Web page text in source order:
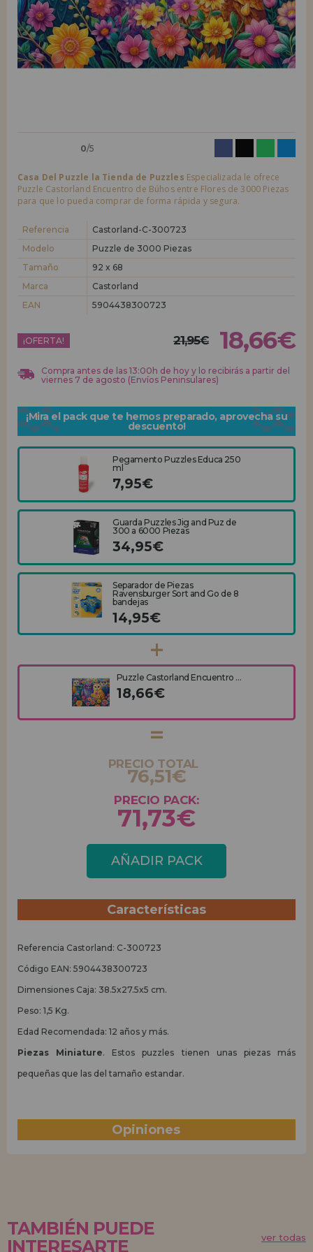
LIQUIDACIONES
INFORMACIÓN
Quiero registrarme como
nuevo cliente
Al crear una cuenta en casadelpuzzle.com podrás realizar tus compras
rápidamente en nuestra tienda virtual, revisar el estado de tus pedidos
nuevo distribuidor
¿Eres Profesional o Empresa?. ¿Quieres vender en tu negocio
condiciones de ventas con descuentos especiales para la distribución.
¡Adelante! Te estábamos esperando.
REGISTRO DISTRIBUIDOR
0/5
Casa Del Puzzle la Tienda de Puzzles Especializada le ofrece
Puzzle Castorland Encuentro de Búhos entre Flores de 3000 Piezas
para que lo pueda comprar de forma rápida y segura.
Referencia
Castorland-C-300723
Modelo
Puzzle de 3000 Piezas
Tamaño
92 x 68
Marca
Castorland
EAN
5904438300723
¡OFERTA! 21,95€ 18,66€
Compra antes de las 13:00h de hoy y lo recibirás a partir del
viernes 7 de agosto (Envíos Peninsulares)
¡Mira el pack que te hemos preparado, aprovecha su
descuento!
Pegamento Puzzles Educa 250
ml
7,95€
Guarda Puzzles Jig and Puz de
300 a 6000 Piezas
34,95€
Separador de Piezas
Ravensburger Sort and Go de 8
bandejas
14,95€
Puzzle Castorland Encuentro ...
18,66€
PRECIO TOTAL
76,51€
PRECIO PACK:
71,73€
AÑADIR PACK
Características
Referencia Castorland: C-300723
Código EAN: 5904438300723
Dimensiones Caja: 38.5x27.5x5 cm.
Peso: 1,5 Kg.
Edad Recomendada: 12 años y más.
Piezas Miniature. Estos puzzles tienen unas piezas más
pequeñas que las del tamaño estandar.
Opiniones
TAMBIÉN PUEDE
INTERESARTE
ver todas